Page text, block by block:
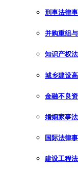
刑事法律
并购重组
知识产权
城乡建设
金融不良
婚姻家事
国际法律
建设工程